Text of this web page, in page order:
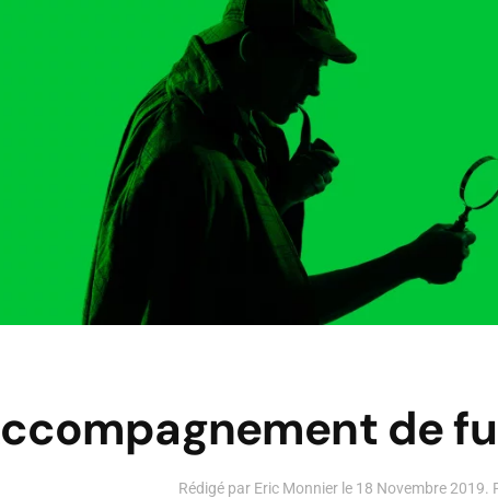
de
Rédigé par Eric Monnier le 18 Novembre 2019.